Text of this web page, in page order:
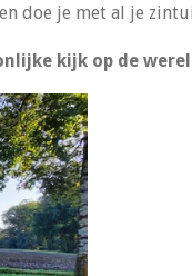
doe je met al je
kijk op de